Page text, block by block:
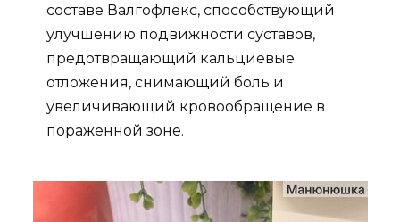
составе Валгофлекс, способствующий
улучшению подвижности суставов,
предотвращающий кальциевые
отложения, снимающий боль и
увеличивающий кровообращение в
пораженной зоне.